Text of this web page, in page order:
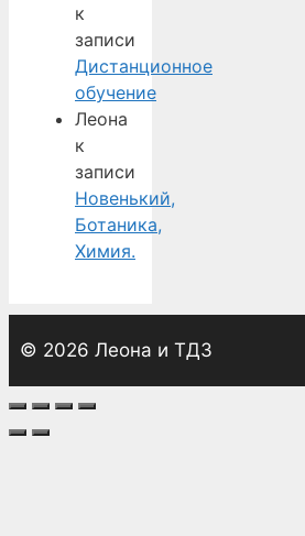
к
записи
Дистанционное
обучение
Леона
к
записи
Новенький,
Ботаника,
Химия.
© 2026 Леона и ТДЗ